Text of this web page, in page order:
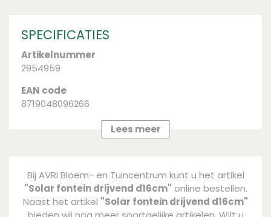
handomdraai een Japans of exotisch tintje te
een solar fontein; met een beetje zon doet ’ie het
overal!
SPECIFICATIES
Artikelnummer
2954959
EAN code
8719048096266
Lees meer
Bij AVRI Bloem- en Tuincentrum kunt u het artikel
"Solar fontein drijvend d16cm" online bestellen.
Naast het artikel "Solar fontein drijvend d16cm"